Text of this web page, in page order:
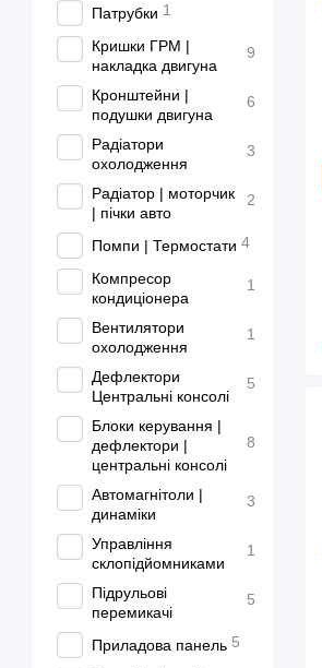
Патрубки 1
Кришки ГРМ |
накладка двигуна
9
Кронштейни |
подушки двигуна
6
Радіатори
охолодження
3
Радіатор | моторчик
| пічки авто
2
Помпи | Термостати 4
Компресор
кондиціонера
1
Вентилятори
охолодження
1
Дефлектори
Центральні консолі
5
Блоки керування |
дефлектори |
центральні консолі
8
Автомагнітоли |
динаміки
3
Управління
склопідйомниками
1
Підрульові
перемикачі
5
Приладова панель 5